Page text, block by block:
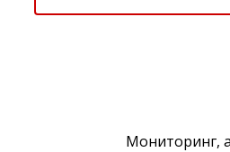
Мониторинг,